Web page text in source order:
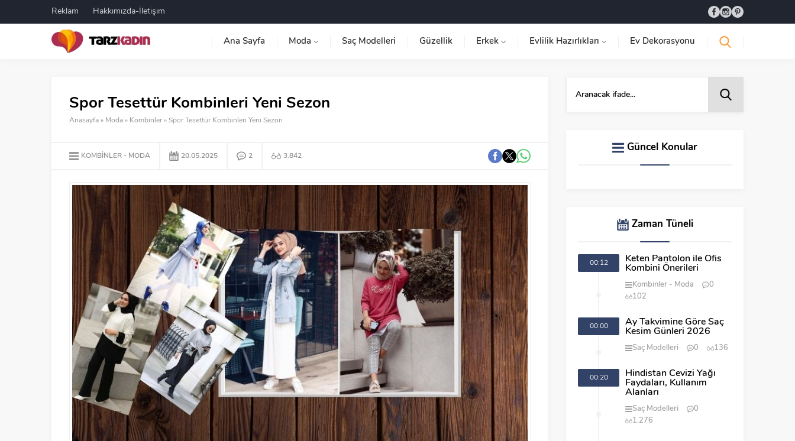
Reklam Hakkımızda-İletişim
Ana Sayfa Moda Saç Modelleri Güzellik Erkek Evlilik Hazırlıkları Ev Dekorasyonu
Spor Tesettür Kombinleri Yeni Sezon
Anasayfa » Moda » Kombinler » Spor Tesettür Kombinleri Yeni Sezon
KOMBINLER MODA 20.05.2025 2 3.842
Güncel Konular
Zaman Tüneli
00:12
Keten Pantolon ile Ofis
Kombini Önerileri
Kombinler Moda
0
102
00:00
Ay Takvimine Göre Saç
Kesim Günleri 2026
Saç Modelleri 0 136
00:20
Hindistan Cevizi Yağı
Faydaları, Kullanım
Alanları
Saç Modelleri
0
1.276